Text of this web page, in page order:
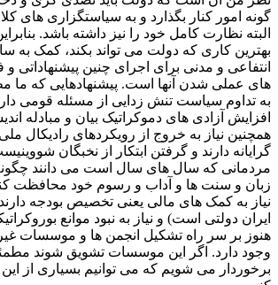
گونه امور کنار بگذارد و به سیاستگزاری های
البته نظارت کامل خود را نیز داشته باشد.
بهترین کاری که دولت می تواند بکند، کمک به
انتفاعی و مدنی برای اجرای چنین پیشنهاداتی
های عملی شدن آنها است. پیشنهادهایی که ما
به تداوم سیاست تنش زدایی از مسئله قومی
افزایش آزادی های دموکراتیک بیان و مبادله
همچنین نیاز به خروج از رویکردهای رادیکال
گرایانه دارند و گرفتن ابتکار از نخبگان
مردمانی که سال های سال است می دانند چگونه
زبان و سنت ها و آداب و رسوم خود محافظت
نیاز به کمک های مالی یعنی تخصیص بودجه
ایران دولتی است) و نیاز به نبود موانع
هنوز بر سر راه تشکیل انجمن ها و موسسات
وجود دارد. اگر این موسسات تشویق شوند
برخوردار می شویم که می توانیم بسیاری از این